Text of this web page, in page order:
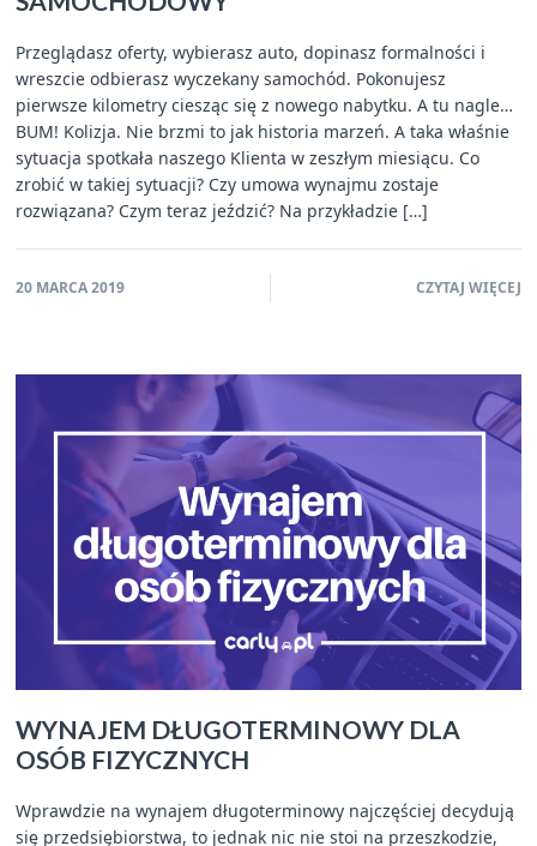
Przeglądasz oferty, wybierasz auto, dopinasz formalności i
wreszcie odbierasz wyczekany samochód. Pokonujesz
pierwsze kilometry ciesząc się z nowego nabytku. A tu nagle…
BUM! Kolizja. Nie brzmi to jak historia marzeń. A taka właśnie
sytuacja spotkała naszego Klienta w zeszłym miesiącu. Co
zrobić w takiej sytuacji? Czy umowa wynajmu zostaje
rozwiązana? Czym teraz jeździć? Na przykładzie […]
20 MARCA 2019 CZYTAJ WIĘCEJ
WYNAJEM DŁUGOTERMINOWY DLA
OSÓB FIZYCZNYCH
Wprawdzie na wynajem długoterminowy najczęściej decydują
się przedsiębiorstwa, to jednak nic nie stoi na przeszkodzie,